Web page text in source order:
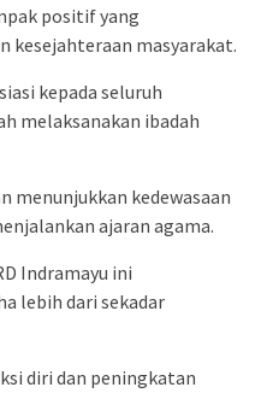
positif yang
kesejahteraan masyarakat.
kepada seluruh
melaksanakan ibadah
menunjukkan kedewasaan
ajaran agama.
Indramayu ini
lebih dari sekadar
diri dan peningkatan